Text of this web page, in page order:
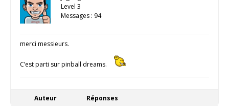
Level 3
Messages : 94
merci messieurs.
C’est parti sur pinball dreams.
Auteur Réponses